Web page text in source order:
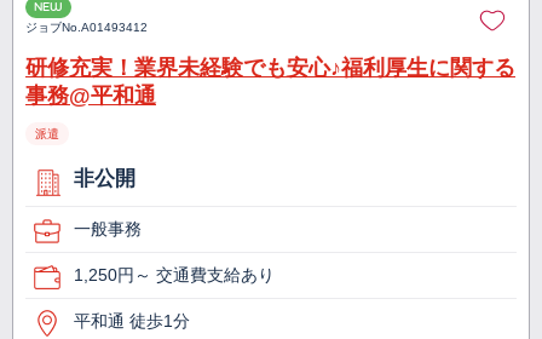
NEW
ジョブNo.A01493412
研修充実！業界未経験でも安心♪福利厚生に関する
事務@平和通
派遣
非公開
一般事務
1,250円～ 交通費支給あり
平和通 徒歩1分